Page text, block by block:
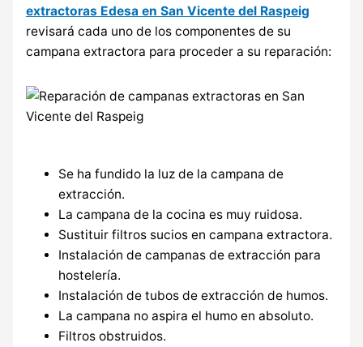
extractoras Edesa en San Vicente del Raspeig
revisará cada uno de los componentes de su
campana extractora para proceder a su reparación:
Se ha fundido la luz de la campana de
extracción.
La campana de la cocina es muy ruidosa.
Sustituir filtros sucios en campana extractora.
Instalación de campanas de extracción para
hostelería.
Instalación de tubos de extracción de humos.
La campana no aspira el humo en absoluto.
Filtros obstruidos.